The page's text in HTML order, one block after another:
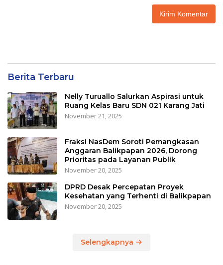
Berita Terbaru
Nelly Turuallo Salurkan Aspirasi untuk
Ruang Kelas Baru SDN 021 Karang Jati
November 21, 2025
Fraksi NasDem Soroti Pemangkasan
Anggaran Balikpapan 2026, Dorong
Prioritas pada Layanan Publik
November 20, 2025
DPRD Desak Percepatan Proyek
Kesehatan yang Terhenti di Balikpapan
November 20, 2025
Selengkapnya